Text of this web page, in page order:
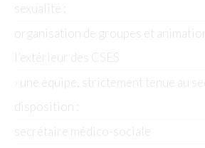
sexualité :
organisation de groupes et
l’extérieur des CSES
› une équipe, strictement tenue au
disposition :
secrétaire médico-sociale